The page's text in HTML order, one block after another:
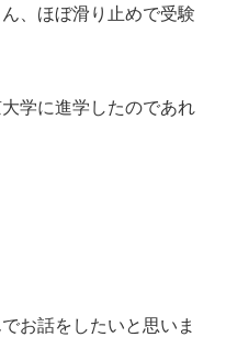
、ほぼ滑り止めで受験
学に進学したのであれ
お話をしたいと思いま